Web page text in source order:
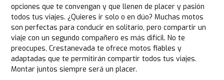
opciones que te convengan y que llenen de placer y pasión
todos tus viajes. ¿Quieres ir solo o en dúo? Muchas motos
son perfectas para conducir en solitario, pero compartir un
viaje con un segundo compañero es más difícil. No te
preocupes, Crestanevada te ofrece motos fiables y
adaptadas que te permitirán compartir todos tus viajes.
Montar juntos siempre será un placer.